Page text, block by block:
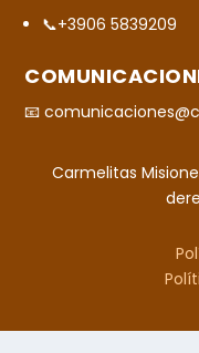
📞+3906 5839209
📧
Carmelitas